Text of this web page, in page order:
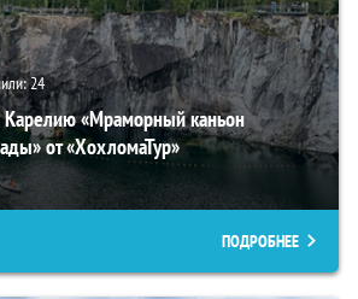
24
Карелию «Мраморный каньон
от «ХохломаТур»
ПОДРОБНЕЕ